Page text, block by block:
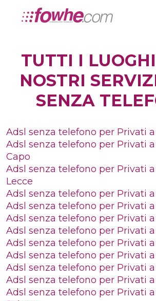
TUTTI I
NOSTRI
SENZA
Adsl senza telefono per Privati a
Adsl senza telefono per Privati
Capo
Adsl senza telefono per Privati
Lecce
Adsl senza telefono per Privati
Adsl senza telefono per Privati
Adsl senza telefono per Privati
Adsl senza telefono per Privati
Adsl senza telefono per Privati
Adsl senza telefono per Privati
Adsl senza telefono per Privati
Adsl senza telefono per Privati
Adsl senza telefono per Privati